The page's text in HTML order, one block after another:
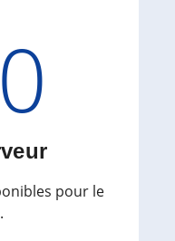
pour le